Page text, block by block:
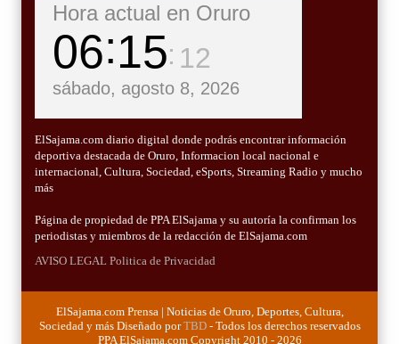
Hora actual en Oruro
06 15 13
sábado, agosto 8, 2026
ElSajama.com diario digital donde podrás encontrar información
deportiva destacada de Oruro, Informacion local nacional e
internacional, Cultura, Sociedad, eSports, Streaming Radio y mucho
más
Página de propiedad de PPA ElSajama y su autoría la confirman los
periodistas y miembros de la redacción de ElSajama.com
AVISO LEGAL Politica de Privacidad
ElSajama.com Prensa | Noticias de Oruro, Deportes, Cultura,
Sociedad y más Diseñado porTBD- Todos los derechos reservados
PPA ElSajama.com Copyright 2010 - 2026